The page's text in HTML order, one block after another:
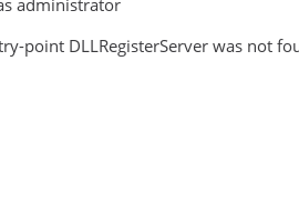
point DLLRegisterServer was not